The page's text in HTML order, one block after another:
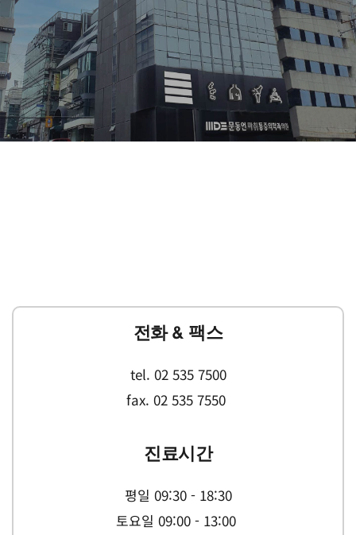
전화 & 팩스
tel. 02 535 7500
fax. 02 535 7550
진료시간
평일 09:30 - 18:30
토요일 09:00 - 13:00